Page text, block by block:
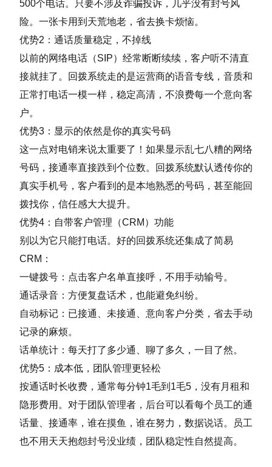
500个电话。只要不涉及诈骗投诉，几乎没有封号风
险。一张卡用到天荒地老，省去换卡烦恼。
优势2：通话质量稳定，不掉线
以前的网络电话（SIP）经常断断续续，客户听不清直
接就挂了。回拨系统走的是运营商的语音专线，音质和
正常打电话一模一样，稳定高清，不浪费每一个意向客
户。
优势3：显示的依然是你的真实号码
这一点对电销来说太重要了！如果显示乱七八糟的网络
号码，接通率直接跌到个位数。回拨系统默认透传你的
真实手机号，客户看到的是本地熟悉的号码，甚至能回
拨找你，信任感大大提升。
优势4：自带客户管理（CRM）功能
别以为它只能打电话。好的回拨系统还集成了简易
CRM：
一键拨号：点击客户名单直接呼，不用手动输号。
通话录音：方便复盘话术，也能避免纠纷。
自动标记：已接通、未接通、意向客户分类，省去手动
记录的麻烦。
话单统计：每天打了多少通、聊了多久，一目了然。
优势5：成本低，团队管理更轻松
按通话时长收费，通常每分钟1毛到1毛5，没有月租和
隐形费用。对于团队管理者，后台可以看每个员工的通
话量、接通率，谁在摸鱼，谁在努力，数据说话。员工
也不用天天抱怨封号没业绩，团队稳定性自然提高。